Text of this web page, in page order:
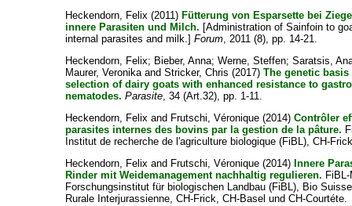
Heckendorn, Felix (2011) Fütterung von Esparsette bei
innere Parasiten und Milch. [Administration of Sainfoin to
internal parasites and milk.]Forum, 2011 (8), pp. 14-21.
Heckendorn, Felix; Bieber, Anna;Werne, Steffen;Saratsis,
Maurer, VeronikaandStricker, Chris (2017)The genetic
selection of dairy goats with enhanced resistance to
nematodes. Parasite, 34 (Art.32), pp. 1-11.
Heckendorn, Felix and Frutschi, Véronique (2014)Contrôler
parasites internes des bovins par la gestion de la pâture.
Institut de recherche de l'agriculture biologique (FiBL), CH-
Heckendorn, Felix and Frutschi, Véronique (2014) Innere
Rinder mit Weidemanagement nachhaltig regulieren.
Forschungsinstitut für biologischen Landbau (FiBL), Bio
Rurale Interjurassienne, CH-Frick, CH-Basel und CH-Courtéte.